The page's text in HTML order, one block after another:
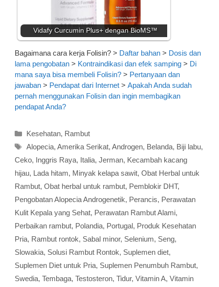
Vidafy Curcumin Plus+ dengan BioMS™
Bagaimana cara kerja Folisin? > Daftar bahan > Dosis dan
lama pengobatan > Kontraindikasi dan efek samping > Di
mana saya bisa membeli Folisin? > Pertanyaan dan
jawaban > Pendapat dari Internet > Apakah Anda sudah
pernah menggunakan Folisin dan ingin membagikan
pendapat Anda?
Kategori
Kesehatan, Rambut
Tag
Alopecia, Amerika Serikat, Androgen, Belanda, Biji labu,
Ceko, Inggris Raya, Italia, Jerman, Kecambah kacang
hijau, Lada hitam, Minyak kelapa sawit, Obat Herbal untuk
Rambut, Obat herbal untuk rambut, Pemblokir DHT,
Pengobatan Alopecia Androgenetik, Perancis, Perawatan
Kulit Kepala yang Sehat, Perawatan Rambut Alami,
Perbaikan rambut, Polandia, Portugal, Produk Kesehatan
Pria, Rambut rontok, Sabal minor, Selenium, Seng,
Slowakia, Solusi Rambut Rontok, Suplemen diet,
Suplemen Diet untuk Pria, Suplemen Penumbuh Rambut,
Swedia, Tembaga, Testosteron, Tidur, Vitamin A, Vitamin